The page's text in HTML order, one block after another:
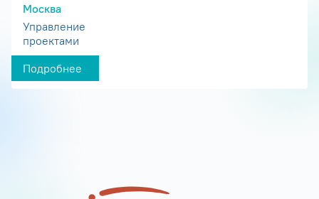
Москва
Управление
проектами
Подробнее